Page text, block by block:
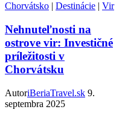
Chorvátsko | Destinácie | Vir
Nehnuteľnosti na
ostrove vir: Investičné
príležitosti v
Chorvátsku
AutoriBeriaTravel.sk 9.
septembra 2025